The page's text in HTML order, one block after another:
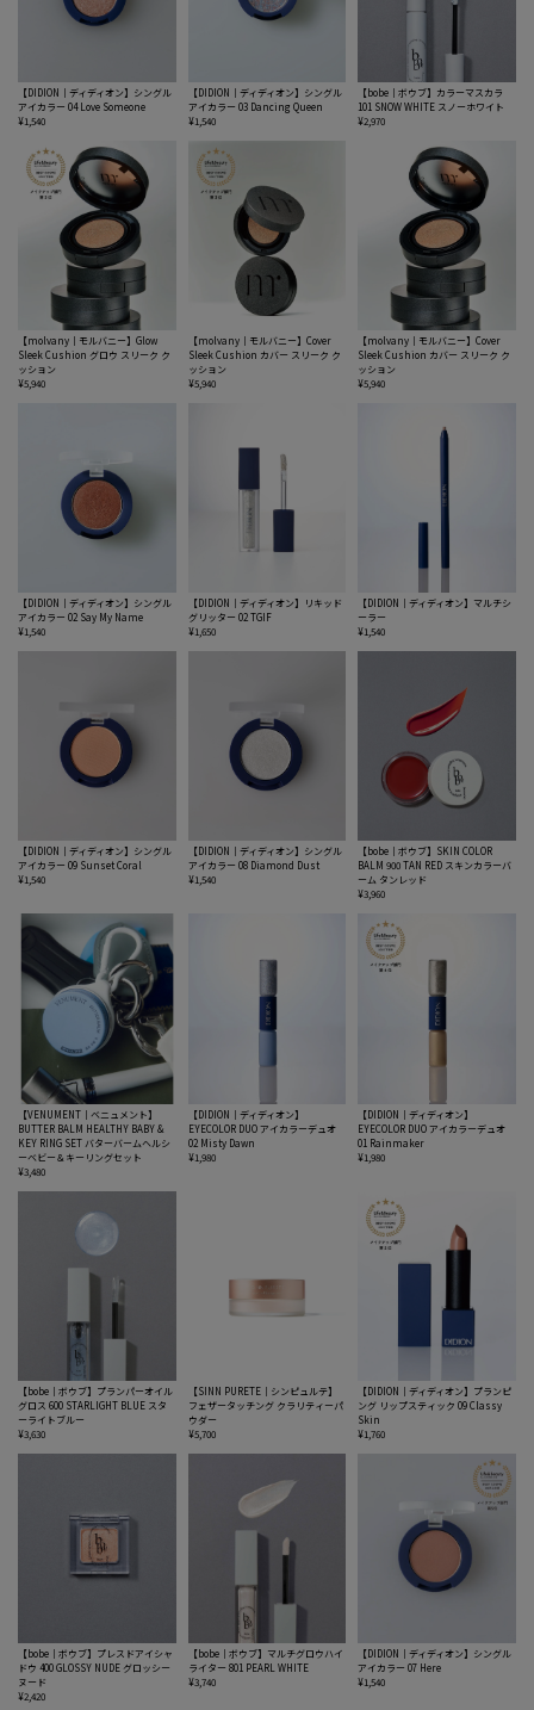
【DIDION｜ディディオン】シングル
アイカラー 04 Love Someone
¥1,540
【DIDION｜ディディオン】シングル
アイカラー 03 Dancing Queen
¥1,540
【bobe｜ボウブ】カラーマスカラ
101 SNOW WHITE スノーホワイト
¥2,970
【molvany｜モルバニー】Glow
Sleek Cushion グロウ スリーク ク
ッション
¥5,940
【molvany｜モルバニー】Cover
Sleek Cushion カバー スリーク ク
ッション
¥5,940
【molvany｜モルバニー】Cover
Sleek Cushion カバー スリーク ク
ッション
¥5,940
【DIDION｜ディディオン】シングル
アイカラー 02 Say My Name
¥1,540
【DIDION｜ディディオン】リキッド
グリッター 02 TGIF
¥1,650
【DIDION｜ディディオン】マルチシ
ーラー
¥1,540
【DIDION｜ディディオン】シングル
アイカラー 09 Sunset Coral
¥1,540
【DIDION｜ディディオン】シングル
アイカラー 08 Diamond Dust
¥1,540
【bobe｜ボウブ】SKIN COLOR
BALM 900 TAN RED スキンカラーバ
ーム タンレッド
¥3,960
【VENUMENT｜ベニュメント】
BUTTER BALM HEALTHY BABY &
KEY RING SET バターバームヘルシ
ーベビー＆キーリングセット
¥3,480
【DIDION｜ディディオン】
EYECOLOR DUO アイカラーデュオ
02 Misty Dawn
¥1,980
【DIDION｜ディディオン】
EYECOLOR DUO アイカラーデュオ
01 Rainmaker
¥1,980
【bobe｜ボウブ】プランパーオイル
グロス 600 STARLIGHT BLUE スタ
ーライトブルー
¥3,630
【SINN PURETE｜シンピュルテ】
フェザータッチング クラリティーパ
ウダー
¥5,700
【DIDION｜ディディオン】プランピ
ング リップスティック 09 Classy
Skin
¥1,760
【bobe｜ボウブ】プレスドアイシャ
ドウ 400 GLOSSY NUDE グロッシー
ヌード
¥2,420
【bobe｜ボウブ】マルチグロウハイ
ライター 801 PEARL WHITE
¥3,740
【DIDION｜ディディオン】シングル
アイカラー 07 Here
¥1,540